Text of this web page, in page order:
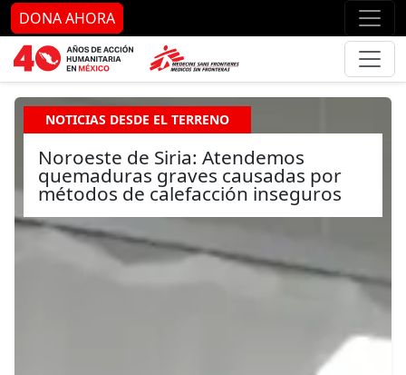
Ir al contenido principal Ir
DONA AHORA
NOTICIAS DESDE EL TERRENO
Noroeste de Siria: Atendemos
quemaduras graves causadas por
métodos de calefacción inseguros